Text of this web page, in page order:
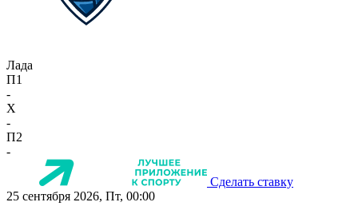
Лада
П1
-
X
-
П2
-
Сделать ставку
25 сентября 2026, Пт, 00:00